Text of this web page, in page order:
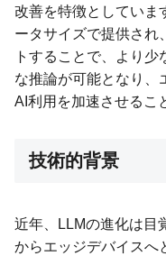
改善を特徴としていま
ータサイズで提供され
トすることで、より
な推論が可能となり、
AI利用を加速させるこ
技術的背景
近年、LLMの進化は目
からエッジデバイスへ